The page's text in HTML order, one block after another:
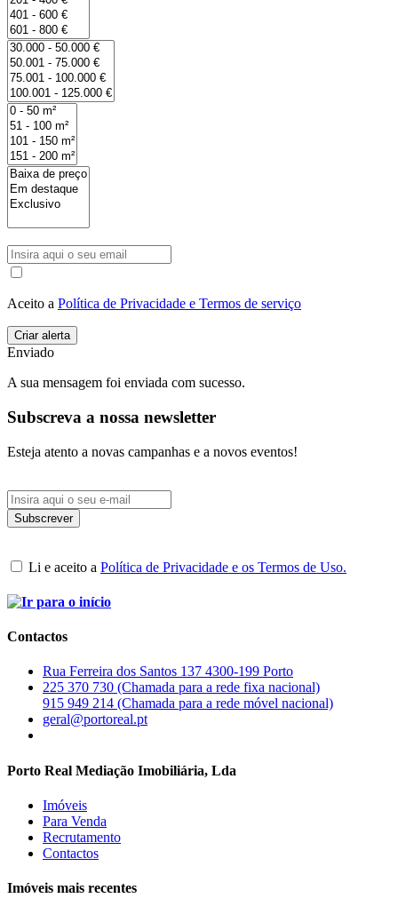
Aceito a Política de Privacidade e Termos de serviço
Enviado
A sua mensagem foi enviada com sucesso.
Subscreva a nossa newsletter
Esteja atento a novas campanhas e a novos eventos!
Li e aceito a Política de Privacidade e os Termos de Uso.
Contactos
Rua Ferreira dos Santos 137 4300-199 Porto
225 370 730 (Chamada para a rede fixa nacional)
915 949 214 (Chamada para a rede móvel nacional)
geral@portoreal.pt
Porto Real Mediação Imobiliária, Lda
Imóveis
Para Venda
Recrutamento
Contactos
Imóveis mais recentes